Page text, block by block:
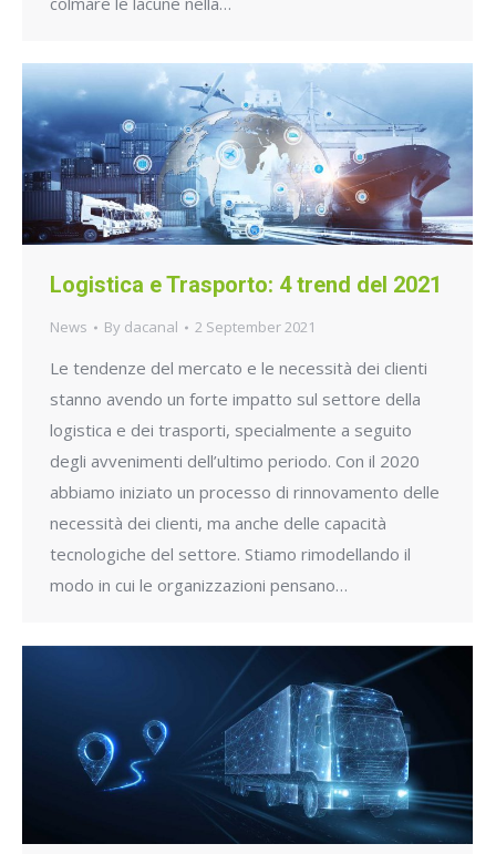
Logistica e Trasporto: 4 trend del 2021
News By dacanal 2 September 2021
Le tendenze del mercato e le necessità dei clienti
stanno avendo un forte impatto sul settore della
logistica e dei trasporti, specialmente a seguito
degli avvenimenti dell’ultimo periodo. Con il 2020
abbiamo iniziato un processo di rinnovamento delle
necessità dei clienti, ma anche delle capacità
tecnologiche del settore. Stiamo rimodellando il
modo in cui le organizzazioni pensano…